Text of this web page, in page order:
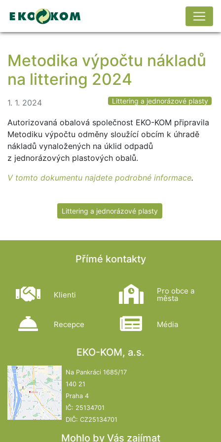
Metodika výpočtu nákladů
na littering 2024
1. 1. 2024 Littering a jednorázové plasty
Autorizovaná obalová společnost EKO-KOM připravila
Metodiku výpočtu odměny sloužící obcím k úhradě
nákladů vynaložených na úklid odpadů
z jednorázových plastových obalů.
V tomto dokumentu najdete podrobné informace.
Littering a jednorázové plasty
Přímé kontakty
Klienti Pro obce a
města
Recepce Média
EKO-KOM, a.s.
Na Pankráci 1685/17
140 21
Praha 4
IČ: 25134701
DIČ: CZ25134701
Mohlo by Vás zajímat